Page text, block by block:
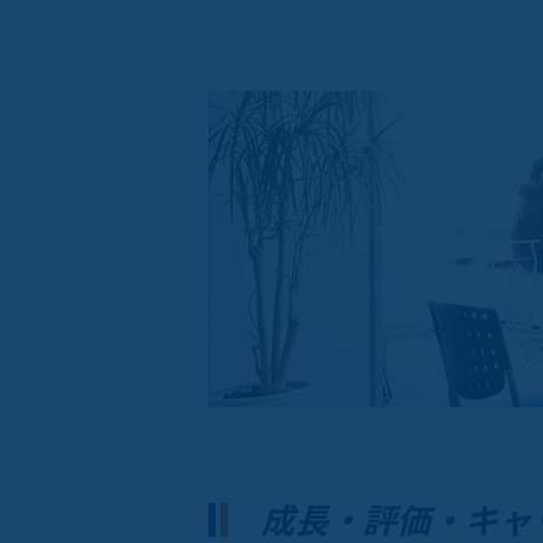
成長・評価・キャ